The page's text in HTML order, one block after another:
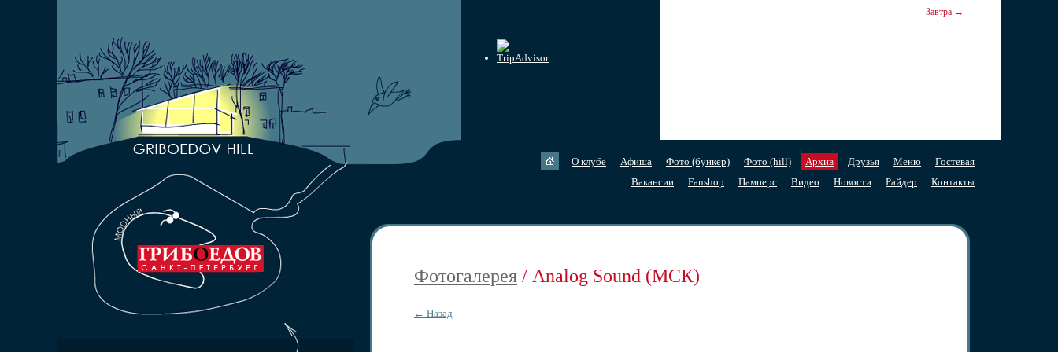
Завтра →
О клубе Афиша Фото (бункер) Фото (hill) Архив Друзья Меню
Гостевая
Вакансии
Fanshop Памперс Видео Новости Райдер Контакты
Фотогалерея / Analog Sound (МСК)
← Назад